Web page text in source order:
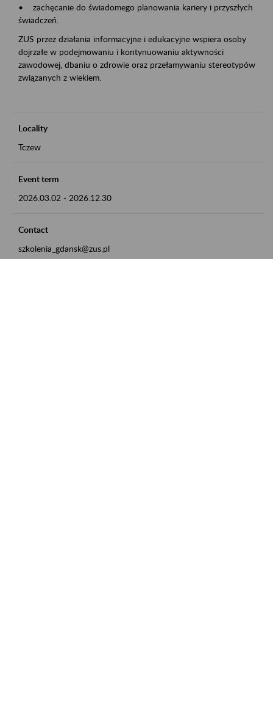
• zachęcanie do świadomego planowania kariery i przyszłych
świadczeń.
ZUS przez działania informacyjne i edukacyjne wspiera osoby
dojrzałe w podejmowaniu i kontynuowaniu aktywności
zawodowej, dbaniu o zdrowie oraz przełamywaniu stereotypów
związanych z wiekiem.
Locality
Tczew
Event term
2026.03.02 - 2026.12.30
Contact
szkolenia_gdansk@zus.pl